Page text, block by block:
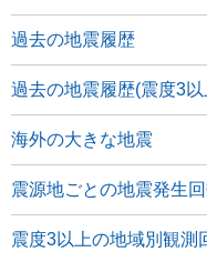
過去の地震履歴
過去の地震履歴(震度3以
海外の大きな地震
震源地ごとの地震発生
震度3以上の地域別観測